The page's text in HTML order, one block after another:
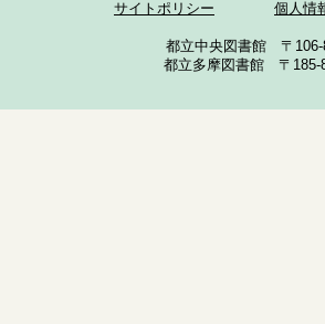
サイトポリシー 個人情
都立中央図書館 〒
都立多摩図書館 〒185-